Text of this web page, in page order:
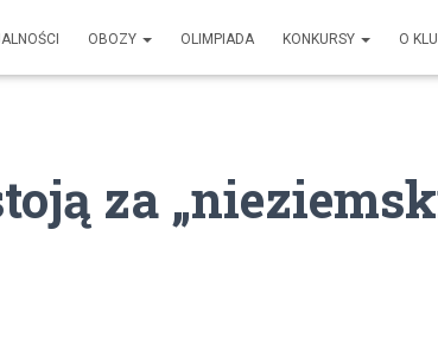
OBOZY OLIMPIADA KONKURSY O
za